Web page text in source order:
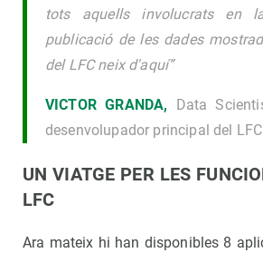
tots aquells involucrats en
publicació de les dades
del LFC neix d'aquí”
VICTOR GRANDA,
Data
desenvolupador principal del LFC
UN VIATGE PER LES
LFC
Ara mateix hi han disponibles 8